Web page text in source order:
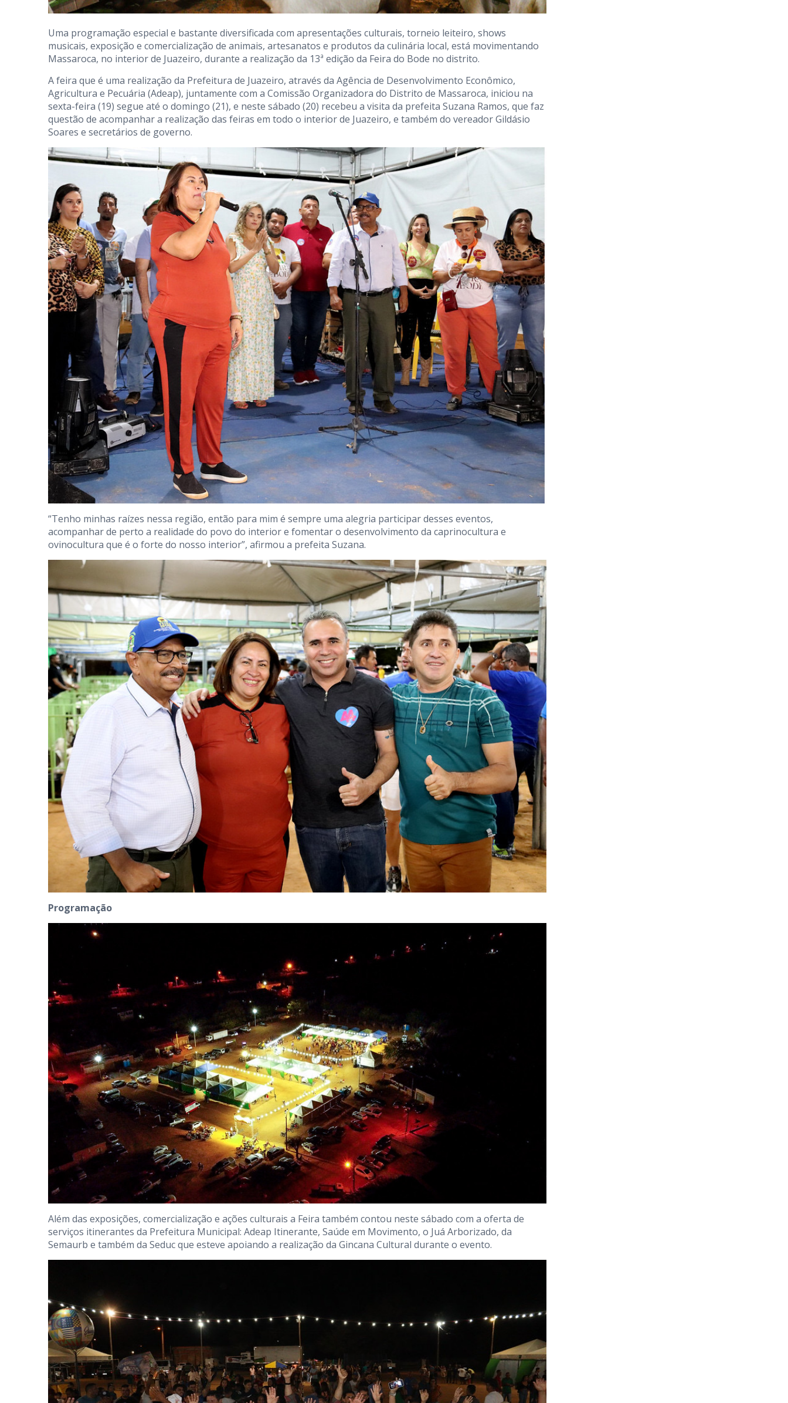
Uma programação especial e bastante diversificada com apresentações culturais, torneio leiteiro, shows
musicais, exposição e comercialização de animais, artesanatos e produtos da culinária local, está movimentando
Massaroca, no interior de Juazeiro, durante a realização da 13ª edição da Feira do Bode no distrito.
A feira que é uma realização da Prefeitura de Juazeiro, através da Agência de Desenvolvimento Econômico,
Agricultura e Pecuária (Adeap), juntamente com a Comissão Organizadora do Distrito de Massaroca, iniciou na
sexta-feira (19) segue até o domingo (21), e neste sábado (20) recebeu a visita da prefeita Suzana Ramos, que faz
questão de acompanhar a realização das feiras em todo o interior de Juazeiro, e também do vereador Gildásio
Soares e secretários de governo.
“Tenho minhas raízes nessa região, então para mim é sempre uma alegria participar desses eventos,
acompanhar de perto a realidade do povo do interior e fomentar o desenvolvimento da caprinocultura e
ovinocultura que é o forte do nosso interior”, afirmou a prefeita Suzana.
Programação
Além das exposições, comercialização e ações culturais a Feira também contou neste sábado com a oferta de
serviços itinerantes da Prefeitura Municipal: Adeap Itinerante, Saúde em Movimento, o Juá Arborizado, da
Semaurb e também da Seduc que esteve apoiando a realização da Gincana Cultural durante o evento.